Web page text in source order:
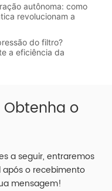
autônoma: como
revolucionam a
do filtro?
a eficiência da
o
a seguir, entraremos
o recebimento
mensagem!